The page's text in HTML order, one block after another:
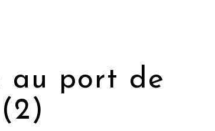
au port de